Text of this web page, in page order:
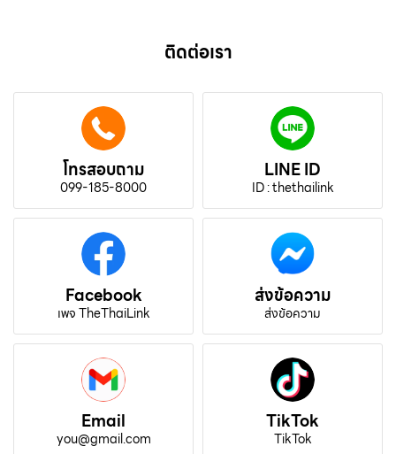
ติดต่อเรา
โทรสอบถาม
099-185-8000
LINE ID
ID : thethailink
Facebook
เพจ TheThaiLink
ส่งข้อความ
ส่งข้อความ
Email
you@gmail.com
TikTok
TikTok